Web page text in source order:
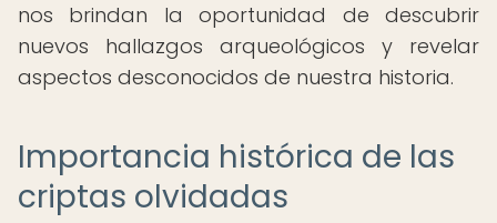
nos brindan la oportunidad de descubrir
nuevos hallazgos arqueológicos y revelar
aspectos desconocidos de nuestra historia.
Importancia histórica de las
criptas olvidadas